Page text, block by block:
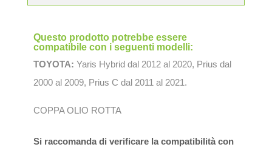
Questo prodotto potrebbe essere
compatibile con i seguenti modelli:
TOYOTA: Yaris Hybrid dal 2012 al 2020, Prius dal
2000 al 2009, Prius C dal 2011 al 2021.
COPPA OLIO ROTTA
Si raccomanda di verificare la compatibilità con